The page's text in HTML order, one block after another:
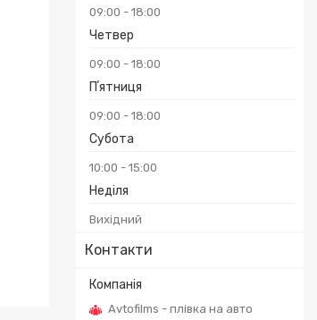
09:00 18:00
Четвер
09:00 18:00
Пʼятниця
09:00 18:00
Субота
10:00 15:00
Неділя
Вихідний
Контакти
Avtofilms - плівка на авто